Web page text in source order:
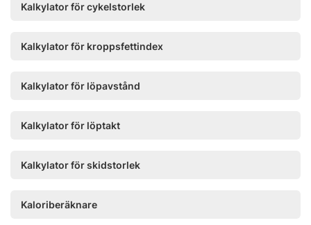
Kalkylator för cykelstorlek
Kalkylator för kroppsfettindex
Kalkylator för löpavstånd
Kalkylator för löptakt
Kalkylator för skidstorlek
Kaloriberäknare